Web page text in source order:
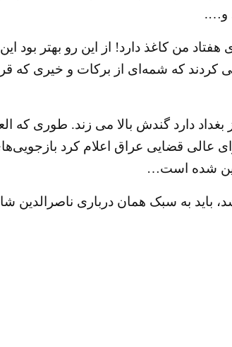
و….
من کاغذ دارد! از این رو بهتر
کردند که شمه‌‌ای از برکات و خیری که
دارد گندش بالا می زند. طوری
دلار گذشته است و شورای عالی قضایی عراق
باید به سبک همان درباری ناصرالدین